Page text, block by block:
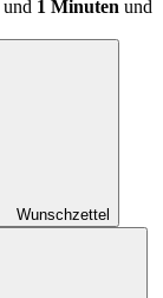
und 1 Minuten und
Wunschzettel